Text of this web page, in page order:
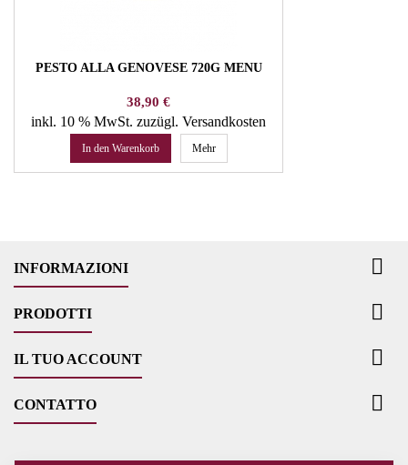
PESTO ALLA GENOVESE 720G MENU
Preis
38,90 €
inkl. 10 % MwSt. zuzügl. Versandkosten
In den Warenkorb Mehr
INFORMAZIONI 
PRODOTTI 
IL TUO ACCOUNT 
CONTATTO 